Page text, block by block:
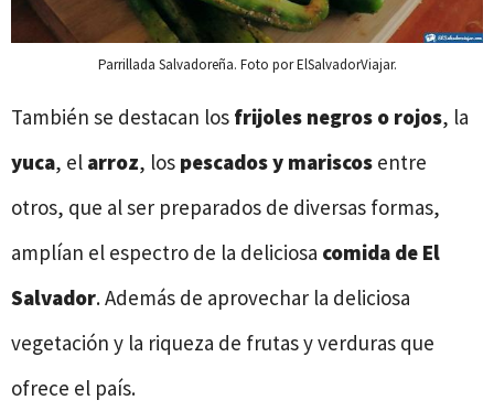
Parrillada Salvadoreña. Foto por ElSalvadorViajar.
También se destacan los frijoles negros o rojos, la
yuca, el arroz, los pescados y mariscos entre
otros, que al ser preparados de diversas formas,
amplían el espectro de la deliciosa comida de El
Salvador. Además de aprovechar la deliciosa
vegetación y la riqueza de frutas y verduras que
ofrece el país.